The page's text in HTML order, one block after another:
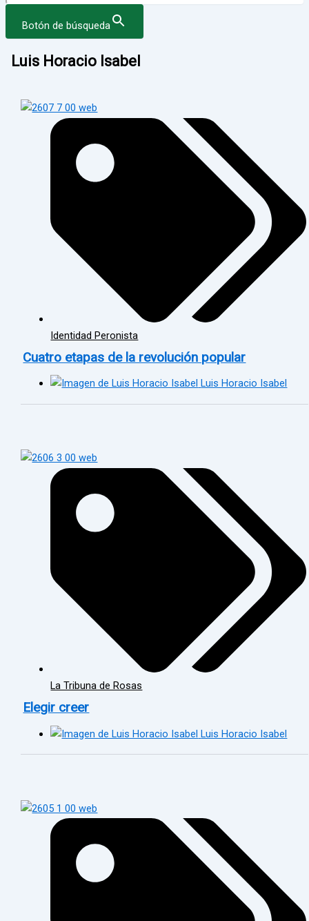
Botón de búsqueda
Luis Horacio Isabel
Identidad Peronista
Cuatro etapas de la revolución popular
Luis Horacio Isabel
La Tribuna de Rosas
Elegir creer
Luis Horacio Isabel